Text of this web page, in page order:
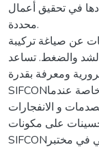
في تحقيق أعمال
محددة.
عن صياغة تركيبة
والضغط. تساعد
ومعرفة بقدرة
SIFCONعلى تحمل الظروف القاسية ، خاصة عندما
و الانفجارات .
على مكونات
SIFCONالذي طوره طلاب الماستر العام الماضي في مختبر